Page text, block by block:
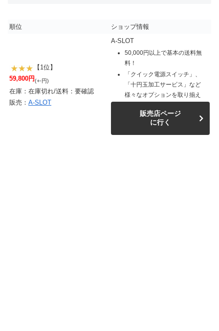
順位 ショップ情報
【1位】
59,800円(+-円)
在庫：在庫切れ/送料：要確認
販売： A-SLOT
A-SLOT
50,000円以上で基本の送料無
料！
「クイック電源スイッチ」、
「十円玉加工サービス」など
様々なオプションを取り揃え
販売店ページ
に行く